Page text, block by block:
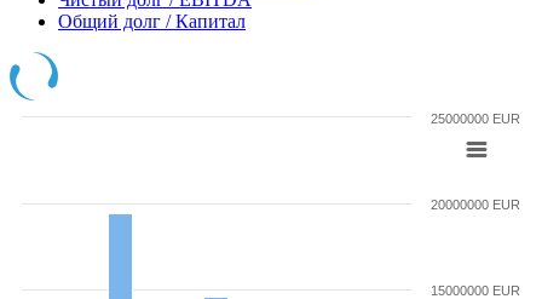
Общий долг / Капитал
15000000 EUR
20000000 EUR
25000000 EUR